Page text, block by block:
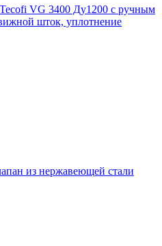
VG 3400 Ду1200 с ручным
шток, уплотнение
из нержавеющей стали